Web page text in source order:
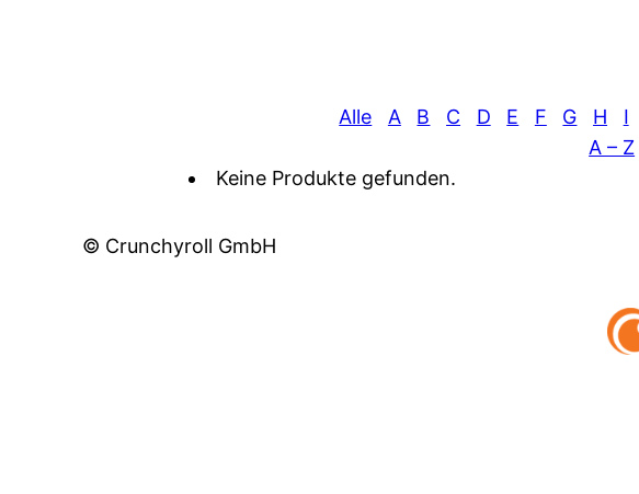
Alle A B C D E F G H I
A – Z
Keine Produkte gefunden.
© Crunchyroll GmbH